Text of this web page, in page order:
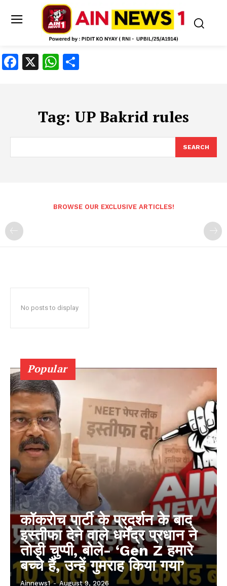
Facebook
X WhatsApp
Tag: UP Bakrid rules
SEARCH
BROWSE OUR EXCLUSIVE ARTICLES!
No posts to display
Popular
कॉकरोच पार्टी के प्रदर्शन के बाद
इस्तीफा देने वाले धर्मेंद्र प्रधान ने
तोड़ी चुप्पी, बोले- ‘Gen Z हमारे
बच्चे हैं, उन्हें गुमराह किया गया’
Ainnews1 - August 9, 2026